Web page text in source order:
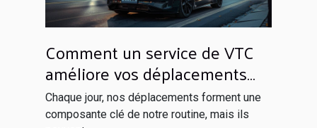
Comment un service de VTC
améliore vos déplacements
quotidiens
Chaque jour, nos déplacements forment une
composante clé de notre routine, mais ils